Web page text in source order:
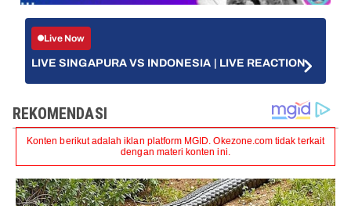
Live Now
LIVE SINGAPURA VS INDONESIA | LIVE REACTION